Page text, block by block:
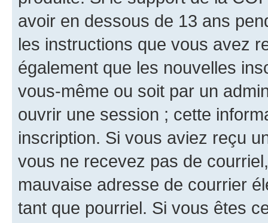
avoir en dessous de 13 ans
les instructions que vous avez
également que les nouvelles
vous-même ou soit par un
ouvrir une session ; cette
inscription. Si vous aviez reçu
vous ne recevez pas de
mauvaise adresse de courrier
tant que pourriel. Si vous êtes